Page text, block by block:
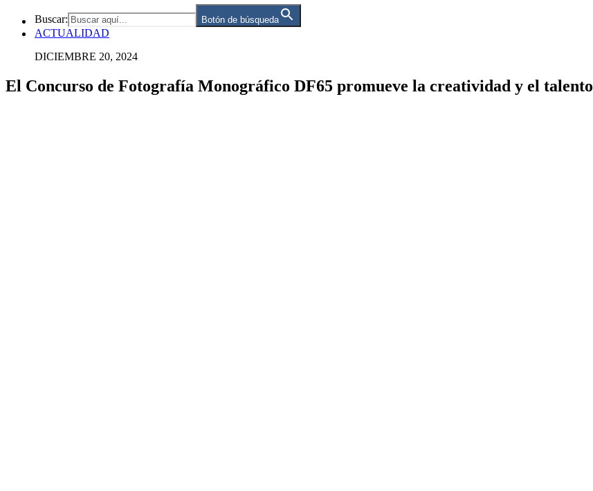
Buscar: Botón de búsqueda
ACTUALIDAD
DICIEMBRE 20, 2024
El Concurso de Fotografía Monográfico DF65 promueve la creatividad y el talento